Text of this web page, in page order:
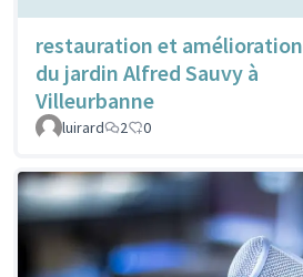
restauration et amélioration
du jardin Alfred Sauvy à
Villeurbanne
luirard 2 0